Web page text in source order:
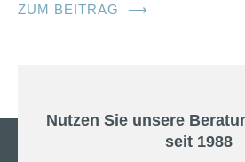
ZUM BEITRAG ⟶
Nutzen Sie unsere
seit 1988